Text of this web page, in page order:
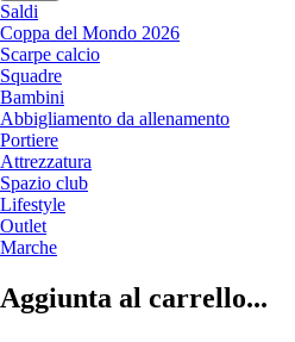
Saldi
Coppa del Mondo 2026
Scarpe calcio
Squadre
Bambini
Abbigliamento da allenamento
Portiere
Attrezzatura
Spazio club
Lifestyle
Outlet
Marche
Aggiunta al carrello...